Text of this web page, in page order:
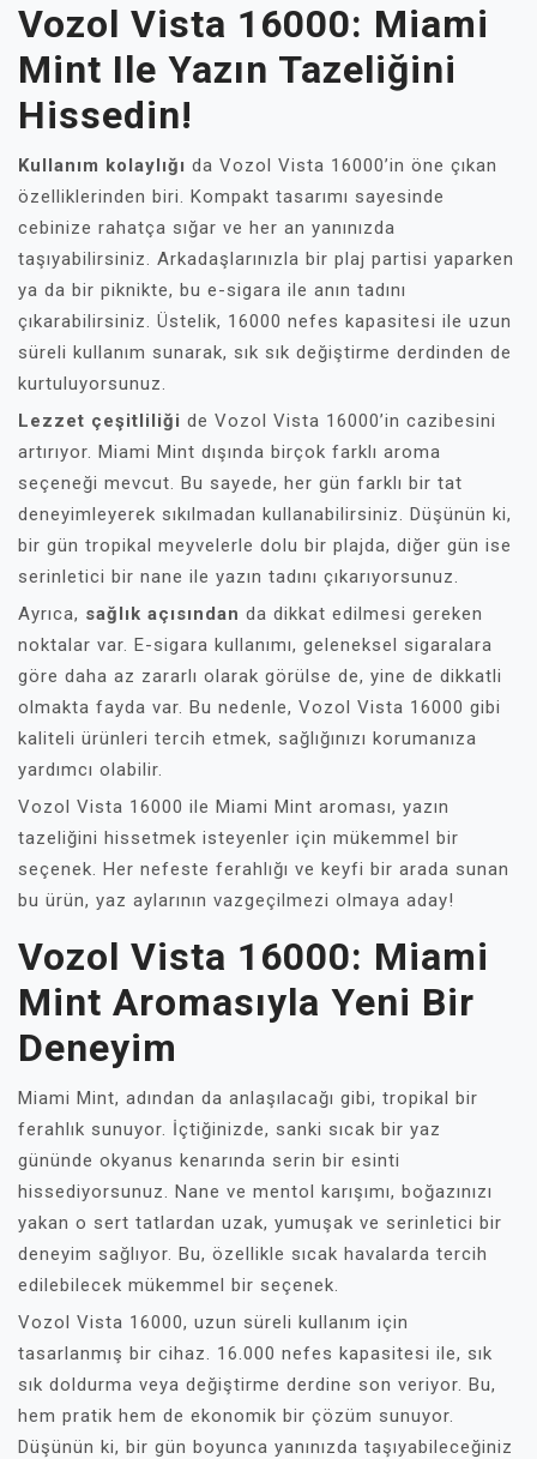
Vozol Vista 16000: Miami
Mint Ile Yazın Tazeliğini
Hissedin!
Kullanım kolaylığı da Vozol Vista 16000’in öne çıkan
özelliklerinden biri. Kompakt tasarımı sayesinde
cebinize rahatça sığar ve her an yanınızda
taşıyabilirsiniz. Arkadaşlarınızla bir plaj partisi yaparken
ya da bir piknikte, bu e-sigara ile anın tadını
çıkarabilirsiniz. Üstelik, 16000 nefes kapasitesi ile uzun
süreli kullanım sunarak, sık sık değiştirme derdinden de
kurtuluyorsunuz.
Lezzet çeşitliliği de Vozol Vista 16000’in cazibesini
artırıyor. Miami Mint dışında birçok farklı aroma
seçeneği mevcut. Bu sayede, her gün farklı bir tat
deneyimleyerek sıkılmadan kullanabilirsiniz. Düşünün ki,
bir gün tropikal meyvelerle dolu bir plajda, diğer gün ise
serinletici bir nane ile yazın tadını çıkarıyorsunuz.
Ayrıca, sağlık açısından da dikkat edilmesi gereken
noktalar var. E-sigara kullanımı, geleneksel sigaralara
göre daha az zararlı olarak görülse de, yine de dikkatli
olmakta fayda var. Bu nedenle, Vozol Vista 16000 gibi
kaliteli ürünleri tercih etmek, sağlığınızı korumanıza
yardımcı olabilir.
Vozol Vista 16000 ile Miami Mint aroması, yazın
tazeliğini hissetmek isteyenler için mükemmel bir
seçenek. Her nefeste ferahlığı ve keyfi bir arada sunan
bu ürün, yaz aylarının vazgeçilmezi olmaya aday!
Vozol Vista 16000: Miami
Mint Aromasıyla Yeni Bir
Deneyim
Miami Mint, adından da anlaşılacağı gibi, tropikal bir
ferahlık sunuyor. İçtiğinizde, sanki sıcak bir yaz
gününde okyanus kenarında serin bir esinti
hissediyorsunuz. Nane ve mentol karışımı, boğazınızı
yakan o sert tatlardan uzak, yumuşak ve serinletici bir
deneyim sağlıyor. Bu, özellikle sıcak havalarda tercih
edilebilecek mükemmel bir seçenek.
Vozol Vista 16000, uzun süreli kullanım için
tasarlanmış bir cihaz. 16.000 nefes kapasitesi ile, sık
sık doldurma veya değiştirme derdine son veriyor. Bu,
hem pratik hem de ekonomik bir çözüm sunuyor.
Düşünün ki, bir gün boyunca yanınızda taşıyabileceğiniz